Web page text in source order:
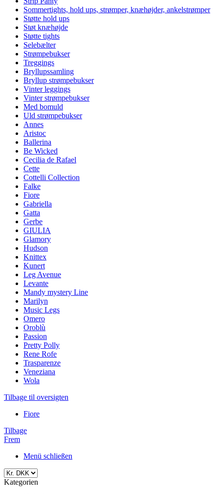
Sommertights, hold ups, strømper, knæhøjder, ankelstrømper
Støtte hold ups
Støt knæhøjde
Støtte tights
Selebælter
Strømpebukser
Treggings
Bryllupssamling
Bryllup strømpebukser
Vinter leggings
Vinter strømpebukser
Med bomuld
Uld strømpebukser
Annes
Aristoc
Ballerina
Be Wicked
Cecilia de Rafael
Cette
Cottelli Collection
Falke
Fiore
Gabriella
Gatta
Gerbe
GIULIA
Glamory
Hudson
Knittex
Kunert
Leg Avenue
Levante
Mandy mystery Line
Marilyn
Music Legs
Omero
Oroblù
Passion
Pretty Polly
Rene Rofe
Trasparenze
Veneziana
Wola
Tilbage til oversigten
Fiore
Tilbage
Frem
Menü schließen
Kategorien